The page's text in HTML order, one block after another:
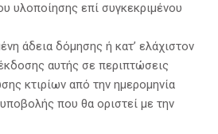
υλοποίησης επί συγκεκριμένου
άδεια δόμησης ή κατ’ ελάχιστον
αυτής σε περιπτώσεις
κτιρίων από την ημερομηνία
που θα οριστεί με την